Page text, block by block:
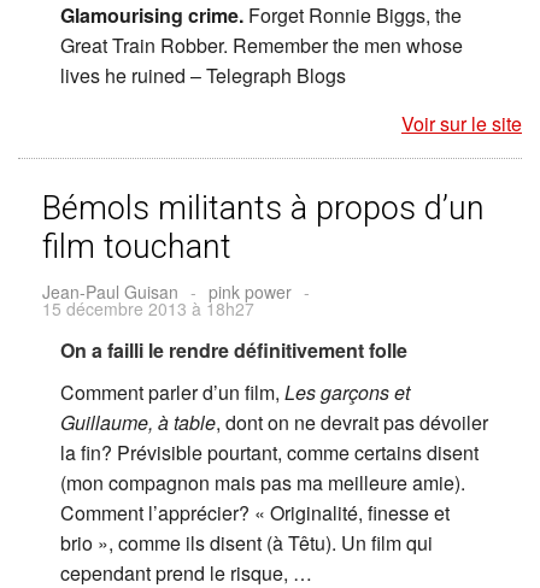
Glamourising crime. Forget Ronnie Biggs, the
Great Train Robber. Remember the men whose
lives he ruined – Telegraph Blogs
Voir sur le site
Bémols militants à propos d’un
film touchant
Jean-Paul Guisan - pink power -
15 décembre 2013 à 18h27
On a failli le rendre définitivement folle
Comment parler d’un film, Les garçons et
Guillaume, à table, dont on ne devrait pas dévoiler
la fin? Prévisible pourtant, comme certains disent
(mon compagnon mais pas ma meilleure amie).
Comment l’apprécier? « Originalité, finesse et
brio », comme ils disent (à Têtu). Un film qui
cependant prend le risque, …